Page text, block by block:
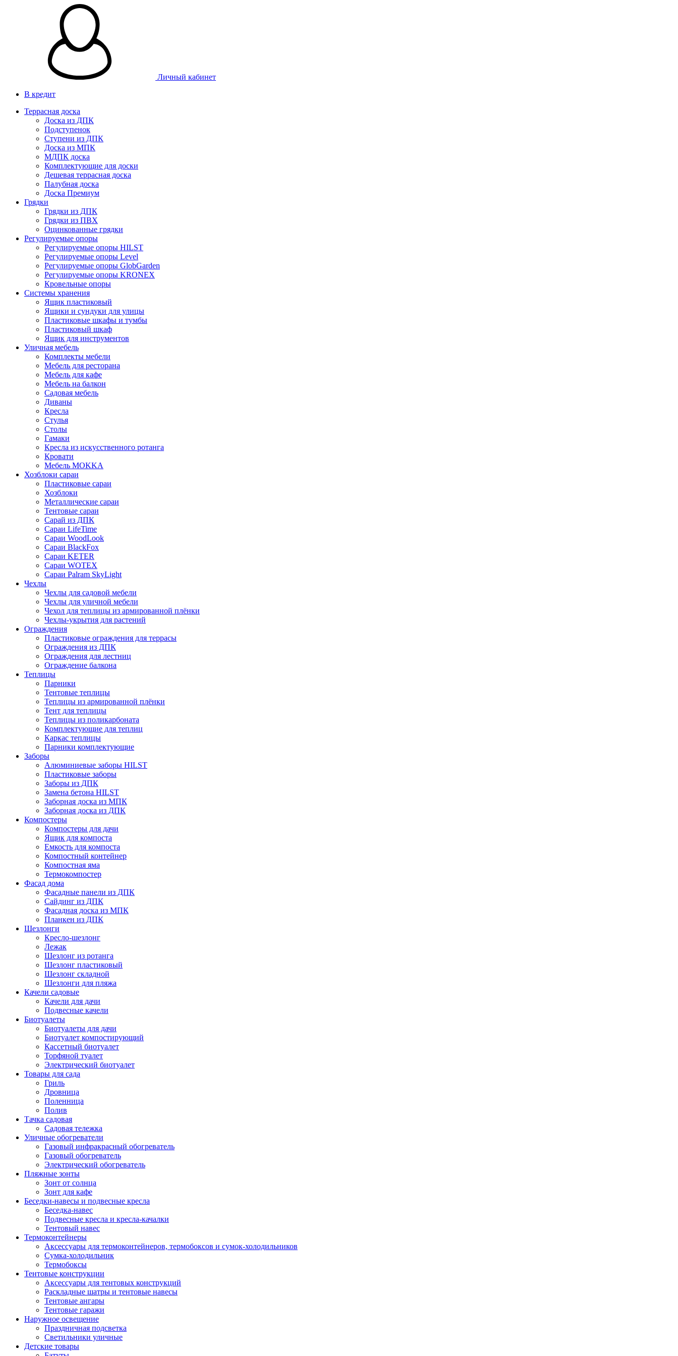
Личный кабинет
В кредит
Террасная доска
Доска из ДПК
Подступенок
Ступени из ДПК
Доска из МПК
МДПК доска
Комплектующие для доски
Дешевая террасная доска
Палубная доска
Доска Премиум
Грядки
Грядки из ДПК
Грядки из ПВХ
Оцинкованные грядки
Регулируемые опоры
Регулируемые опоры HILST
Регулируемые опоры Level
Регулируемые опоры GlobGarden
Регулируемые опоры KRONEX
Кровельные опоры
Системы хранения
Ящик пластиковый
Ящики и сундуки для улицы
Пластиковые шкафы и тумбы
Пластиковый шкаф
Ящик для инструментов
Уличная мебель
Комплекты мебели
Мебель для ресторана
Мебель для кафе
Мебель на балкон
Садовая мебель
Диваны
Кресла
Стулья
Столы
Гамаки
Кресла из искусственного ротанга
Кровати
Мебель MOKKA
Хозблоки сараи
Пластиковые сараи
Хозблоки
Металлические сараи
Тентовые сараи
Сарай из ДПК
Cараи LifeTime
Cараи WoodLook
Сараи BlackFox
Сараи KETER
Сараи WOTEX
Сараи Palram SkyLight
Чехлы
Чехлы для садовой мебели
Чехлы для уличной мебели
Чехол для теплицы из армированной плёнки
Чехлы-укрытия для растений
Ограждения
Пластиковые ограждения для террасы
Ограждения из ДПК
Ограждения для лестниц
Ограждение балкона
Теплицы
Парники
Тентовые теплицы
Теплицы из армированной плёнки
Тент для теплицы
Теплицы из поликарбоната
Комплектующие для теплиц
Каркас теплицы
Парники комплектующие
Заборы
Алюминиевые заборы HILST
Пластиковые заборы
Заборы из ДПК
Замена бетона HILST
Заборная доска из МПК
Заборная доска из ДПК
Компостеры
Компостеры для дачи
Ящик для компоста
Емкость для компоста
Компостный контейнер
Компостная яма
Термокомпостер
Фасад дома
Фасадные панели из ДПК
Сайдинг из ДПК
Фасадная доска из МПК
Планкен из ДПК
Шезлонги
Кресло-шезлонг
Лежак
Шезлонг из ротанга
Шезлонг пластиковый
Шезлонг складной
Шезлонги для пляжа
Качели садовые
Качели для дачи
Подвесные качели
Биотуалеты
Биотуалеты для дачи
Биотуалет компостирующий
Кассетный биотуалет
Торфяной туалет
Электрический биотуалет
Товары для сада
Гриль
Дровница
Поленница
Полив
Тачка садовая
Садовая тележка
Уличные обогреватели
Газовый инфракрасный обогреватель
Газовый обогреватель
Электрический обогреватель
Пляжные зонты
Зонт от солнца
Зонт для кафе
Беседки-навесы и подвесные кресла
Беседка-навес
Подвесные кресла и кресла-качалки
Тентовый навес
Термоконтейнеры
Аксессуары для термоконтейнеров, термобоксов и сумок-холодильников
Сумка-холодильник
Термобоксы
Тентовые конструкции
Аксессуары для тентовых конструкций
Раскладные шатры и тентовые навесы
Тентовые ангары
Тентовые гаражи
Наружное освещение
Праздничная подсветка
Светильники уличные
Детские товары